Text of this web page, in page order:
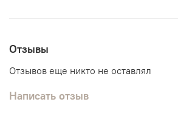
Отзывы
Отзывов еще никто не оставлял
Написать отзыв